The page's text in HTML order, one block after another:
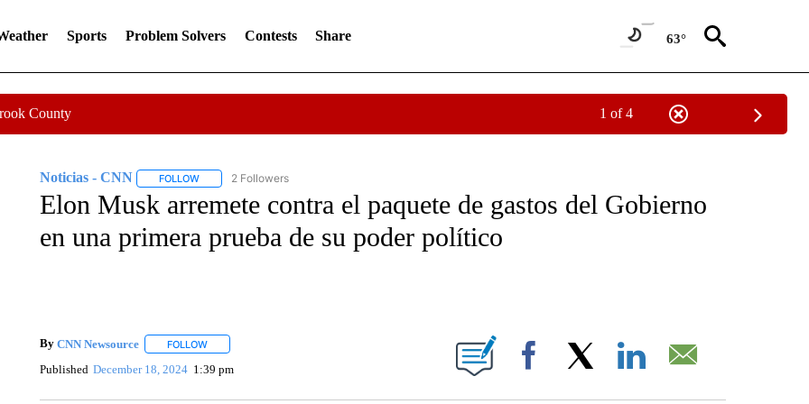
Sports Problem Solvers Contests Share 63°
County 1 of 4
Noticias - CNN FOLLOWFOLLOW "NOTICIAS - CNN" TO RECEIVE NOTIFICATIONS ABOUT NEW PAGES ON "NOTICIAS - CNN".
2 Followers
Elon Musk arremete contra el paquete de gastos del Gobierno
en una primera prueba de su poder político
By CNN Newsource FOLLOWFOLLOW "" TO RECEIVE NOTIFICATIONS ABOUT NEW PAGES ON "".
Published December 18, 2024 1:39 pm Facebook